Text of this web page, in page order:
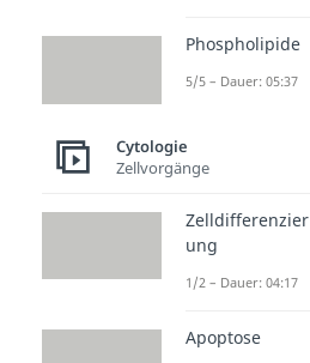
Phospholipide
5/5 – Dauer: 05:37
Cytologie
Zellvorgänge
Zelldifferenzier
ung
1/2 – Dauer: 04:17
Apoptose